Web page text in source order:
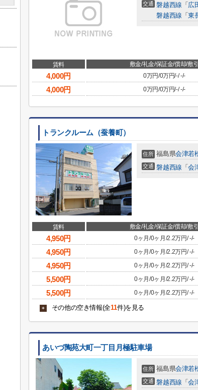
交通 磐越西線 「 広
磐越西線 「東
賃料 敷金/礼金/保証金/償却/敷引
4,000円 0万円/0万円/-/-/-
4,000円 0万円/0万円/-/-/-
トランクルーム（蚕養町）
住所 福島県会津若
交通 磐越西線 「会
賃料 敷金/礼金/保証金/償却/敷引
4,950円 0ヶ月/0ヶ月 /2.2万円/-/-
4,950円 0ヶ月/0ヶ月 /2.2万円/-/-
4,950円 0ヶ月/0ヶ月 /2.2万円/-/-
5,500円 0ヶ月/0ヶ月 /2.2万円/-/-
5,500円 0ヶ月/0ヶ月 /2.2万円/-/-
+ その他の空き情報(全11件)を見る
あいづ陶苑大町一丁目月極駐車場
住所 福島県会津若
交通 磐越西線 「会